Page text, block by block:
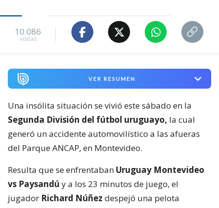
10.086
visitas
VER RESUMEN
Una insólita situación se vivió este sábado en la
Segunda División del fútbol uruguayo, la cual
generó un accidente automovilístico a las afueras
del Parque ANCAP, en Montevideo.
Resulta que se enfrentaban Uruguay Montevideo
vs Paysandú y a los 23 minutos de juego, el
jugador Richard Núñez despejó una pelota